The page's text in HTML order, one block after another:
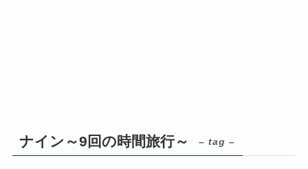
ナイン～9回の時間旅行～ – tag –